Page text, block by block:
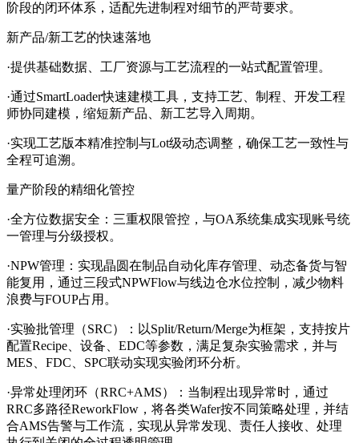
阶段的闭环体系，适配先进制程对细节的严苛要求。
新产品/新工艺的快速落地
·提供基础数据、工厂资源与工艺流程的一站式配置管理。
·通过SmartLoader快速建模工具，支持工艺、制程、开发工程
师协同建模，缩短新产品、新工艺导入周期。
·实现工艺版本精准控制与Lot级动态调整，确保工艺一致性与
全程可追溯。
量产阶段的精细化管控
·全方位数据安全：三重权限管控，与OA系统集成实现账号统
一管理与分级授权。
·NPW管理：实现晶圆在制品自动化库存管理、动态备货与智
能复用，通过三段式NPWFlow与线边仓水位控制，减少物料
浪费与FOUP占用。
·实验批管理（SRC）：以Split/Return/Merge为框架，支持按片
配置Recipe、设备、EDC等参数，满足复杂实验需求，并与
MES、FDC、SPC联动实现实验闭环分析。
·异常处理闭环（RRC+AMS）：当制程出现异常时，通过
RRC多路径ReworkFlow，将各类Wafer按不同策略处理，并结
合AMS告警与工作流，实现从异常发现、责任人接收、处理